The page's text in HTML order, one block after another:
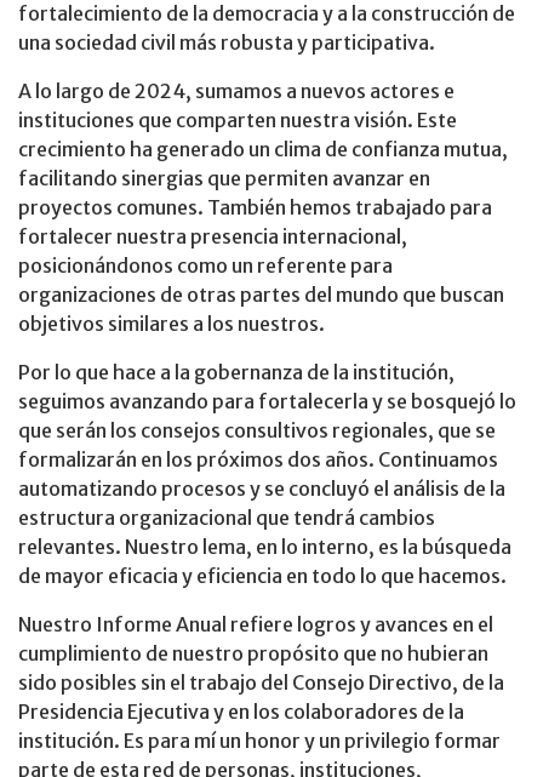
fortalecimiento de la democracia y a la construcción de
una sociedad civil más robusta y participativa.
A lo largo de 2024, sumamos a nuevos actores e
instituciones que comparten nuestra visión. Este
crecimiento ha generado un clima de confianza mutua,
facilitando sinergias que permiten avanzar en
proyectos comunes. También hemos trabajado para
fortalecer nuestra presencia internacional,
posicionándonos como un referente para
organizaciones de otras partes del mundo que buscan
objetivos similares a los nuestros.
Por lo que hace a la gobernanza de la institución,
seguimos avanzando para fortalecerla y se bosquejó lo
que serán los consejos consultivos regionales, que se
formalizarán en los próximos dos años. Continuamos
automatizando procesos y se concluyó el análisis de la
estructura organizacional que tendrá cambios
relevantes. Nuestro lema, en lo interno, es la búsqueda
de mayor eficacia y eficiencia en todo lo que hacemos.
Nuestro Informe Anual refiere logros y avances en el
cumplimiento de nuestro propósito que no hubieran
sido posibles sin el trabajo del Consejo Directivo, de la
Presidencia Ejecutiva y en los colaboradores de la
institución. Es para mí un honor y un privilegio formar
parte de esta red de personas, instituciones,